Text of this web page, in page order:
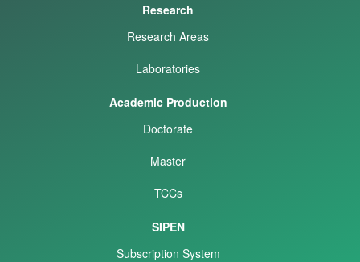
Research
Research Areas
Laboratories
Academic Production
Doctorate
Master
TCCs
SIPEN
Subscription System